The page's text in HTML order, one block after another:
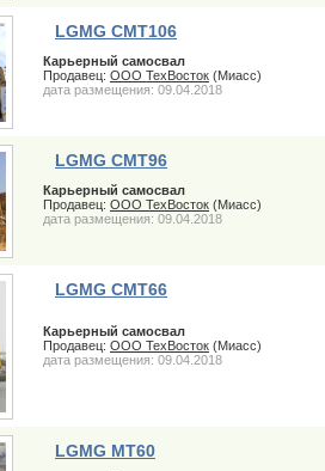
LGMG CMT106
Карьерный самосвал
Продавец: ООО ТехВосток (Миасс)
дата размещения: 09.04.2018
LGMG CMT96
Карьерный самосвал
Продавец: ООО ТехВосток (Миасс)
дата размещения: 09.04.2018
LGMG CMT66
Карьерный самосвал
Продавец: ООО ТехВосток (Миасс)
дата размещения: 09.04.2018
LGMG MT60